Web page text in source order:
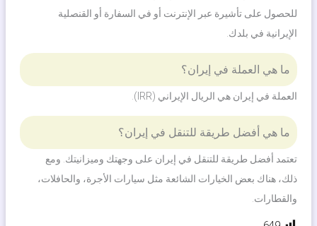
للحصول على تأشيرة عبر الإنترنت أو في السفارة أو القنصلية
الإيرانية في بلدك.
ما هي العملة في إيران؟
العملة في إيران هي الريال الإيراني (IRR).
ما هي أفضل طريقة للتنقل في إيران؟
تعتمد أفضل طريقة للتنقل في إيران على وجهتك وميزانيتك. ومع
ذلك، هناك بعض الخيارات الشائعة مثل سيارات الأجرة، والحافلات،
والقطارات.